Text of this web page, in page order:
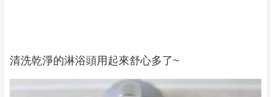
清洗乾淨的淋浴頭用起來舒心多了~